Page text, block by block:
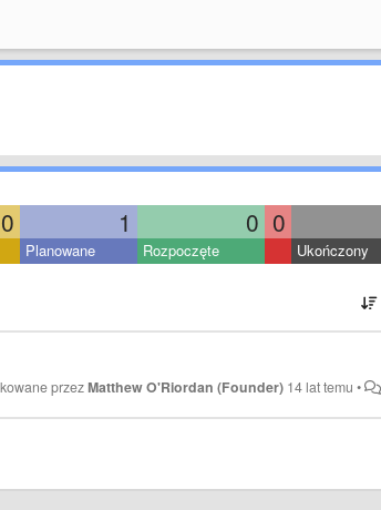
0 1 0 0
Planowane Rozpoczęte Ukończony
przezMatthew O'Riordan (Founder) 14 lat temu •